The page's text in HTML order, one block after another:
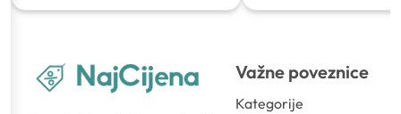
Važne poveznice
Kategorije